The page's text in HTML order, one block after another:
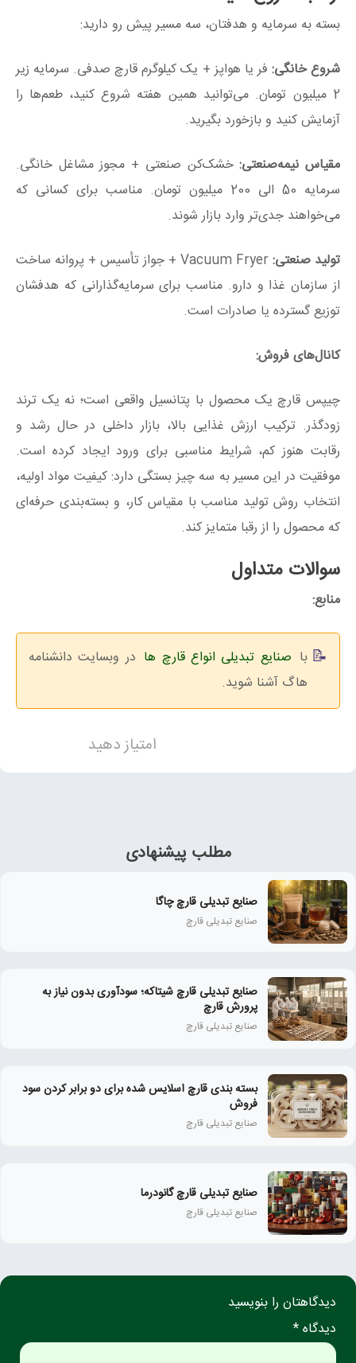
بسته به سرمایه و هدفتان، سه مسیر پیش رو دارید:
شروع خانگی: فر یا هواپز + یک کیلوگرم قارچ صدفی. سرمایه زیر
2 میلیون تومان. می‌توانید همین هفته شروع کنید، طعم‌ها را
آزمایش کنید و بازخورد بگیرید.
مقیاس نیمه‌صنعتی:خشک‌کن صنعتی + مجوز مشاغل خانگی.
سرمایه 50 الی 200 میلیون تومان. مناسب برای کسانی که
می‌خواهند جدی‌تر وارد بازار شوند.
تولید صنعتی:
Vacuum Fryer + جواز تأسیس + پروانه ساخت
از سازمان غذا و دارو. مناسب برای سرمایه‌گذارانی که هدفشان
توزیع گسترده یا صادرات است.
کانال‌های فروش:
چیپس قارچ یک محصول با پتانسیل واقعی است؛ نه یک ترند
زودگذر. ترکیب ارزش غذایی بالا، بازار داخلی در حال رشد و
رقابت هنوز کم، شرایط مناسبی برای ورود ایجاد کرده است.
موفقیت در این مسیر به سه چیز بستگی دارد: کیفیت مواد اولیه،
انتخاب روش تولید مناسب با مقیاس کار، و بسته‌بندی حرفه‌ای
که محصول را از رقبا متمایز کند.
سوالات متداول
منابع:
با صنایع تبدیلی انواع قارچ‌ ها در وبسایت دانشنامه
هاگ آشنا شوید.
امتیاز دهید
مطلب پیشنهادی
صنایع تبدیلی قارچ چاگا
صنایع تبدیلی قارچ
صنایع تبدیلی قارچ شیتاکه؛ سودآوری بدون نیاز به
پرورش قارچ
صنایع تبدیلی قارچ
بسته‌ بندی قارچ اسلایس‌ شده برای دو برابر کردن سود
فروش
صنایع تبدیلی قارچ
صنایع تبدیلی قارچ گانودرما
صنایع تبدیلی قارچ
دیدگاهتان را بنویسید
دیدگاه *